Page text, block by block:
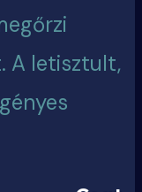
A letisztult,